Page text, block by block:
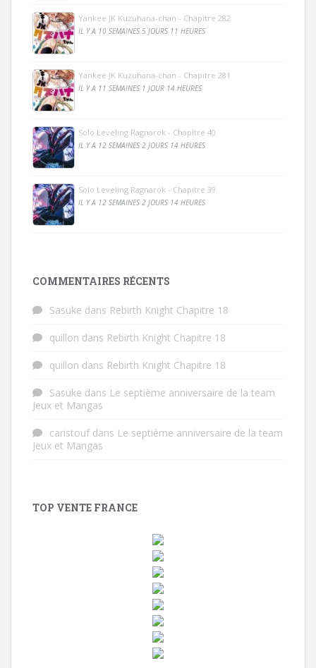
Yankee JK Kuzuhana-chan - Chapitre 282
IL Y A 10 SEMAINES 5 JOURS 11 HEURES
Yankee JK Kuzuhana-chan - Chapitre 281
IL Y A 11 SEMAINES 1 JOUR 14 HEURES
Solo Leveling Ragnarok - Chapitre 40
IL Y A 12 SEMAINES 2 JOURS 14 HEURES
Solo Leveling Ragnarok - Chapitre 39
IL Y A 12 SEMAINES 2 JOURS 14 HEURES
COMMENTAIRES RÉCENTS
Sasuke dans Rebirth Knight Chapitre 18
quillon dans Rebirth Knight Chapitre 18
quillon dans Rebirth Knight Chapitre 18
Sasuke dans Le septième anniversaire de la team
Jeux et Mangas
caristoufdans Le septième anniversaire de la team
Jeux et Mangas
TOP VENTE FRANCE